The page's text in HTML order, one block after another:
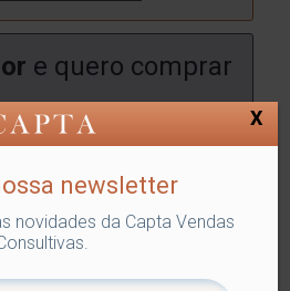
e quero comprar
você poderá comprar este
newsletter
novidades da Capta Vendas
X